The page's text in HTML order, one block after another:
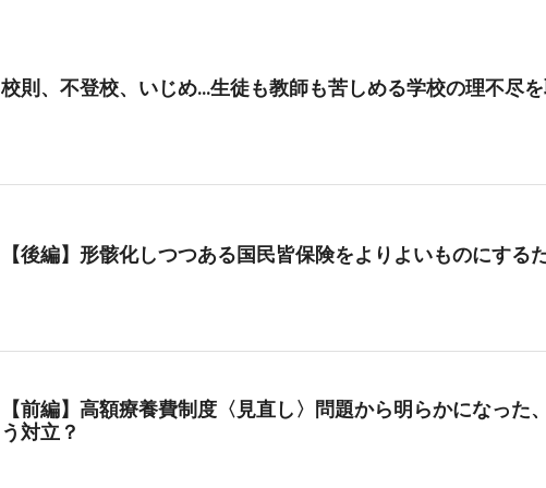
校則、不登校、いじめ…生徒も教師も苦しめる学校の理不尽
【後編】形骸化しつつある国民皆保険をよりよいものにする
【前編】高額療養費制度〈見直し〉問題から明らかになった
う対立？